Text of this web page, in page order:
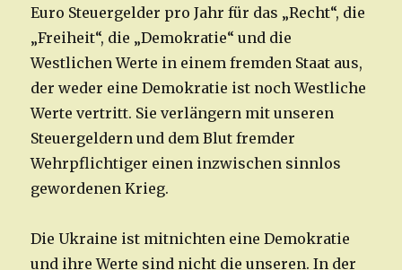
Euro Steuergelder pro Jahr für das „Recht“, die
„Freiheit“, die „Demokratie“ und die
Westlichen Werte in einem fremden Staat aus,
der weder eine Demokratie ist noch Westliche
Werte vertritt. Sie verlängern mit unseren
Steuergeldern und dem Blut fremder
Wehrpflichtiger einen inzwischen sinnlos
gewordenen Krieg.
Die Ukraine ist mitnichten eine Demokratie
und ihre Werte sind nicht die unseren. In der